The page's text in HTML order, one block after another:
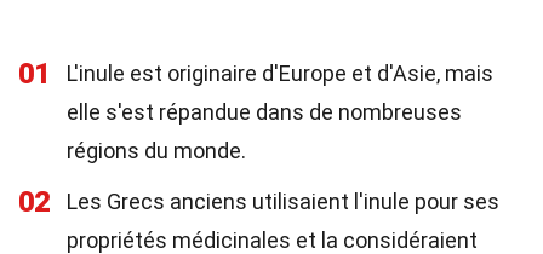
01
L'inule est originaire d'Europe et d'Asie, mais
elle s'est répandue dans de nombreuses
régions du monde.
02
Les Grecs anciens utilisaient l'inule pour ses
propriétés médicinales et la considéraient